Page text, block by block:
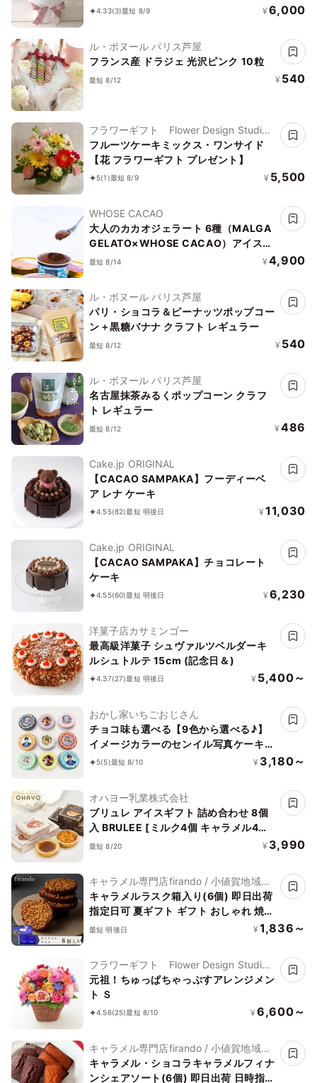
議な花束・誕生日などお祝いに 「」
4.33(3)最短 8/9 ¥ 6,000
ル・ボヌール パリス芦屋
フランス産 ドラジェ 光沢ピンク 10粒
最短 8/12 ¥ 540
フラワーギフト Flower Design Studio
花歩
フルーツケーキミックス・ワンサイド
【花 フラワーギフト プレゼント】
5(1)最短 8/9 ¥ 5,500
WHOSE CACAO
大人のカカオジェラート 6種（MALGA
GELATO×WHOSE CACAO）アイス
2026
最短 8/14 ¥ 4,900
ル・ボヌール パリス芦屋
パリ・ショコラ＆ピーナッツポップコー
ン＋黒糖バナナ クラフト レギュラー
最短 8/12 ¥ 540
ル・ボヌール パリス芦屋
名古屋抹茶みるくポップコーン クラフ
ト レギュラー
最短 8/12 ¥ 486
Cake.jp ORIGINAL
【CACAO SAMPAKA】フーディーベ
ア レナ ケーキ
4.55(82)最短 明後日 ¥ 11,030
Cake.jp ORIGINAL
【CACAO SAMPAKA】チョコレート
ケーキ
4.55(60)最短 明後日 ¥ 6,230
洋菓子店カサミンゴー
最高級洋菓子 シュヴァルツベルダーキ
ルシュトルテ 15cm (記念日＆)
4.37(27)最短 明後日 ¥ 5,400～
おかし家いちごおじさん
チョコ味も選べる【9色から選べる♪】
イメージカラーのセンイル写真ケーキ
ライン 3号 1～2名様向け
5(5)最短 8/10 ¥ 3,180～
オハヨー乳業株式会社
ブリュレ アイスギフト 詰め合わせ 8個
入 BRULEE [ミルク4個 キャラメル4個]
アイス 2026 お中元2026
最短 8/20 ¥ 3,990
キャラメル専門店firando / 小値賀地域ブ
ランド製作所株式会社
キャラメルラスク箱入り(6個) 即日出荷
指定日可 夏ギフト ギフト おしゃれ 焼き
菓子 個包装 お中元2026
最短 明後日 ¥ 1,836～
フラワーギフト Flower Design Studio
花歩
元祖！ちゅっぱちゃっぷすアレンジメン
ト Ｓ
4.56(25)最短 8/10 ¥ 6,600～
キャラメル専門店firando / 小値賀地域ブ
ランド製作所株式会社
キャラメル・ショコラキャラメルフィナ
ンシェアソート(6個) 即日出荷 日時指定